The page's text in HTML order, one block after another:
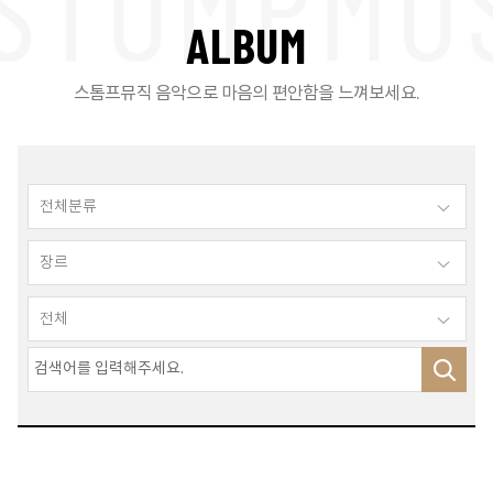
ALBUM
스톰프뮤직 음악으로 마음의 편안함을 느껴보세요.